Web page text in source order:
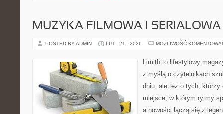
MUZYKA FILMOWA I SERIALOWA
POSTED BY ADMIN LUT - 21 - 2026 MOŻLIWOŚĆ
Limith to lifestylowy
z myślą o czytelnikach
dniu, ale też o tych, którzy
miejsce, w którym rytmy
a nowości łączą się z